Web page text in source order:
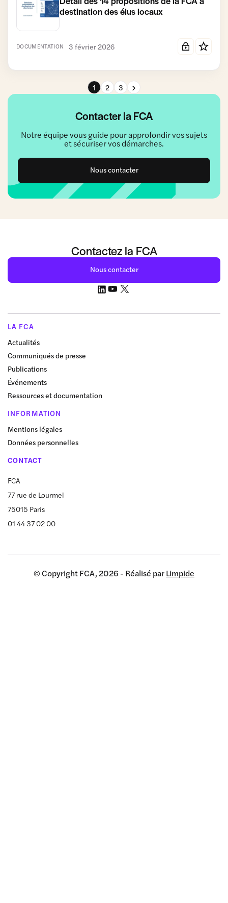
Contacter la FCA
Notre équipe vous guide pour approfondir vos sujets
et sécuriser vos démarches.
Nous contacter
destination des élus locaux
DOCUMENTATION 3 février 2026
1 2 3
Page suivante
Contactez la FCA
Nous contacter
LA FCA
Actualités
Communiqués de presse
Publications
Événements
Ressources et documentation
INFORMATION
Mentions légales
Données personnelles
CONTACT
FCA
77 rue de Lourmel
75015 Paris
01 44 37 02 00
© Copyright FCA, 2026 - Réalisé parLimpide